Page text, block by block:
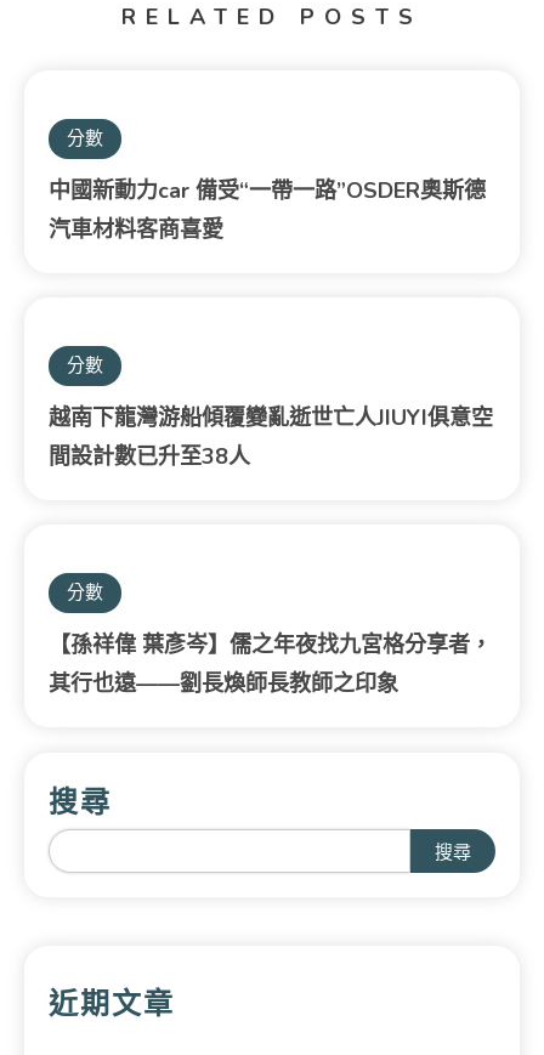
RELATED POSTS
分數
中國新動力car 備受“一帶一路”OSDER奧斯德
汽車材料客商喜愛
分數
越南下龍灣游船傾覆變亂逝世亡人JIUYI俱意空
間設計數已升至38人
分數
【孫祥偉 葉彥岑】儒之年夜找九宮格分享者，
其行也遠——劉長煥師長教師之印象
搜尋
搜尋
近期文章